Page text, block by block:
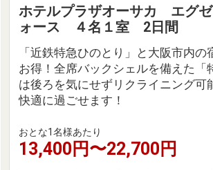
ホテルプラザオーサカ エグ
ォース ４名１室 2日間
「近鉄特急ひのとり」と大阪市内の
お得！全席バックシェルを備えた「
は後ろを気にせずリクライニング可
快適に過ごせます！
おとな1名様あたり
13,400円〜22,700円